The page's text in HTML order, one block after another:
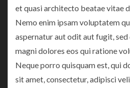
et quasi architecto beatae vitae
Nemo enim ipsam voluptatem
aspernatur aut odit aut fugit, sed
magni dolores eos qui ratione
Neque porro quisquam est, qui
sit amet, consectetur, adipisci